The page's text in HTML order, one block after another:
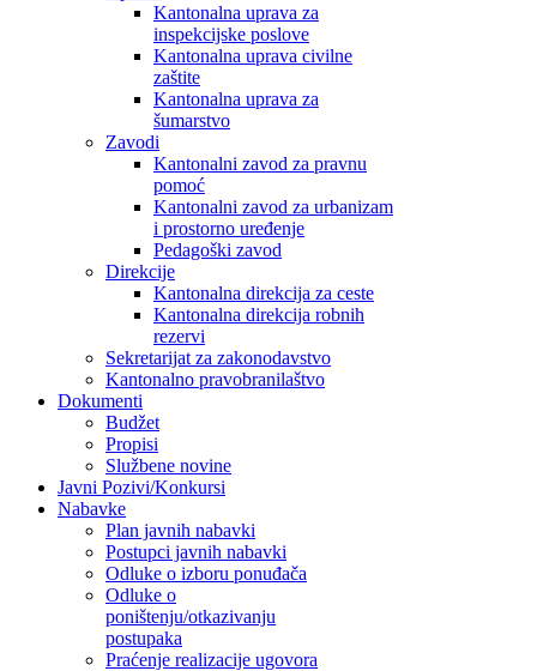
Kantonalna uprava za
inspekcijske poslove
Kantonalna uprava civilne
zaštite
Kantonalna uprava za
šumarstvo
Zavodi
Kantonalni zavod za pravnu
pomoć
Kantonalni zavod za urbanizam
i prostorno uređenje
Pedagoški zavod
Direkcije
Kantonalna direkcija za ceste
Kantonalna direkcija robnih
rezervi
Sekretarijat za zakonodavstvo
Kantonalno pravobranilaštvo
Dokumenti
Budžet
Propisi
Službene novine
Javni Pozivi/Konkursi
Nabavke
Plan javnih nabavki
Postupci javnih nabavki
Odluke o izboru ponuđača
Odluke o
poništenju/otkazivanju
postupaka
Praćenje realizacije ugovora